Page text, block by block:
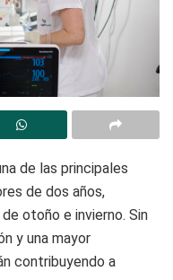
de las principales
de dos años,
otoño e invierno. Sin
y una mayor
contribuyendo a